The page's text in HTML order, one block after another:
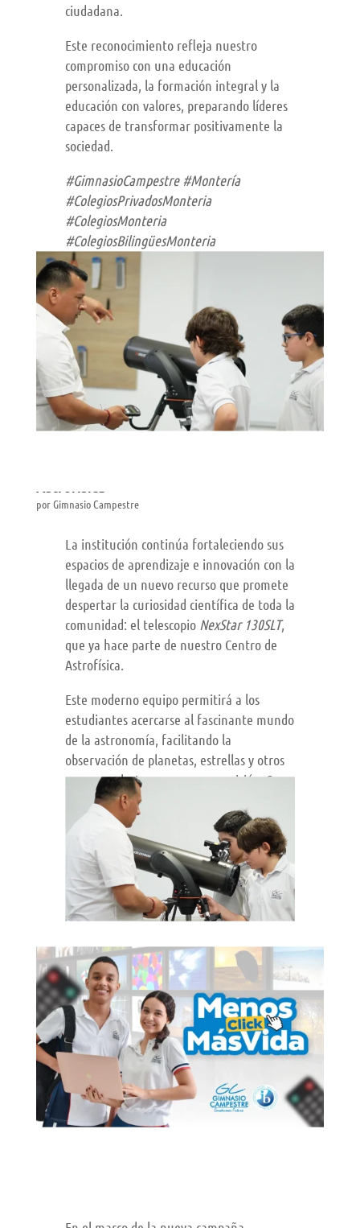
ciudadana.
Este reconocimiento refleja nuestro
compromiso con una educación
personalizada, la formación integral y la
educación con valores, preparando líderes
capaces de transformar positivamente la
sociedad.
#GimnasioCampestre #Montería
#ColegiosPrivadosMonteria
#ColegiosMonteria
#ColegiosBilingüesMonteria
Astrofísica
porGimnasio Campestre
La institución continúa fortaleciendo sus
espacios de aprendizaje e innovación con la
llegada de un nuevo recurso que promete
despertar la curiosidad científica de toda la
comunidad: el telescopio NexStar 130SLT,
que ya hace parte de nuestro Centro de
Astrofísica.
Este moderno equipo permitirá a los
estudiantes acercarse al fascinante mundo
de la astronomía, facilitando la
observación de planetas, estrellas y otros
cuerpos celestes con mayor precisión. Su
incorporación representa un avance
significativo en los procesos académicos
relacionados con la ciencia, la tecnología y
la exploración del universo.